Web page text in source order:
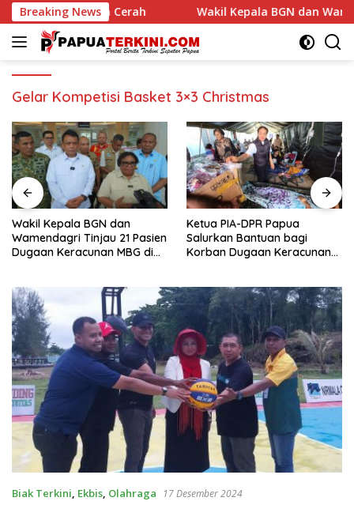
Langsung
ke
konten
Breaking News
Wakil Kepala BGN dan Wamendagri Tinjau 21 Pasien
Gelar Kompetisi Basket 3×3 Christmas
Wakil Kepala BGN dan
Wamendagri Tinjau 21 Pasien
Dugaan Keracunan MBG di
Ketua PIA-DPR Papua
Salurkan Bantuan bagi
Korban Dugaan Keracunan
Biak Terkini, Ekbis, Olahraga 17 Desember 2024